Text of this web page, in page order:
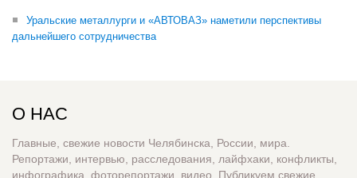
Уральские металлурги и «АВТОВАЗ» наметили перспективы
дальнейшего сотрудничества
О НАС
Главные, свежие новости Челябинска, России, мира.
Репортажи, интервью, расследования, лайфхаки, конфликты,
инфографика, фоторепортажи, видео. Публикуем свежие